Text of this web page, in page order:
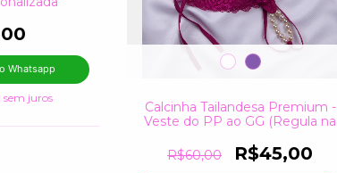
Whatsapp
sem juros
Calcinha Tailandesa Premium -
Veste do PP ao GG (Regula na
R$60,00
R$45,00